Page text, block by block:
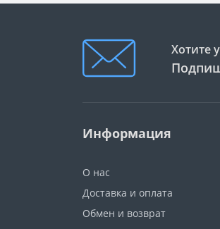
Хотите
Информация
О нас
Доставка и оплата
Обмен и возврат